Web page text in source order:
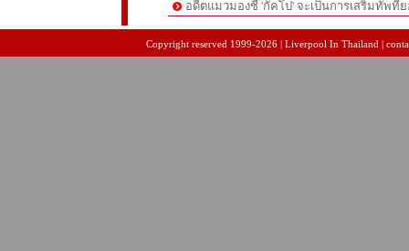
อดีตแมวมองชี้ 'กัคโป' จะเป็นการเสริมทัพที่
Copyright reserved 1999-2026 | Liverpool In Thailand |